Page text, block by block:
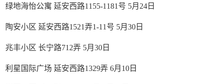
绿地海怡公寓 延安西路1155-1181号 5月24日
陶安小区 延安西路1521弄1-11号 5月30日
兆丰小区 长宁路712弄 5月30日
利星国际广场 延安西路1329弄 6月10日